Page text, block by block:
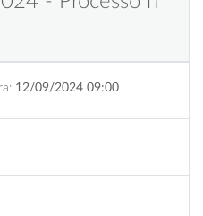
12/09/2024 09:00